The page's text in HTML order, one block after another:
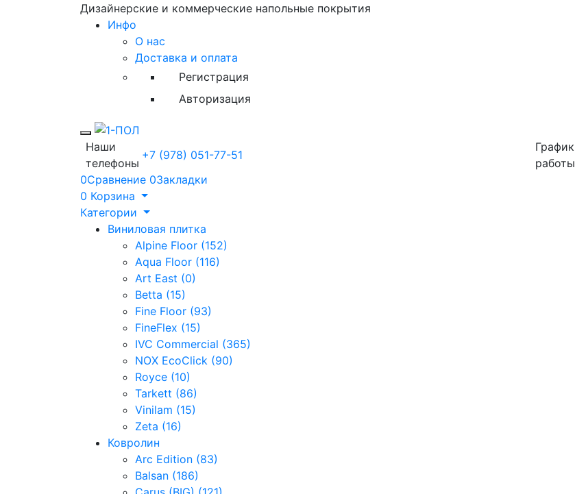
Дизайнерские и коммерческие напольные покрытия
Инфо
О нас
Доставка и оплата
Регистрация
Авторизация
Toggle mobile menu
Наши
телефоны
+7 (978) 051-77-51
График
работы
0Сравнение 0Закладки
0 Корзина
Категории
Виниловая плитка
Alpine Floor (152)
Aqua Floor (116)
Art East (0)
Betta (15)
Fine Floor (93)
FineFlex (15)
IVC Commercial (365)
NOX EcoClick (90)
Royce (10)
Tarkett (86)
Vinilam (15)
Zeta (16)
Ковролин
Arc Edition (83)
Balsan (186)